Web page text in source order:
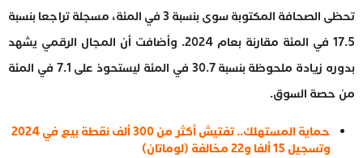
تحظى الصحافة المكتوبة سوى بنسبة 3 في المئة، مسجلة تراجعا بنسبة
17.5 في المئة مقارنة بعام 2024. وأضافت أن المجال الرقمي يشهد
بدوره زيادة ملحوظة بنسبة 30.7 في المئة ليستحوذ على 7.1 في المئة
من حصة السوق.
حماية المستهلك.. تفتيش أكثر من 300 ألف نقطة بيع في 2024
وتسجيل 15 ألفا و22 مخالفة (لوماتان)